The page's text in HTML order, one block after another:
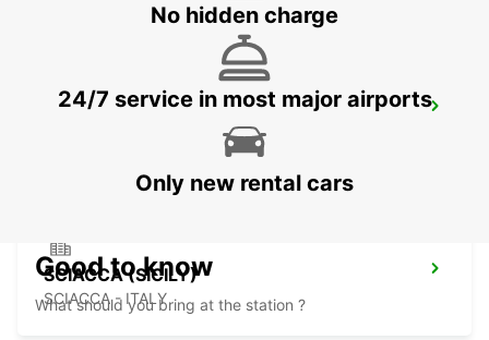
MALTA INTERNATIONAL AIRPORT
SCIACCA (SICILY)
SCIACCA - ITALY
No hidden charge
24/7 service in most major airports
Only new rental cars
Good to know
What should you bring at the station ?